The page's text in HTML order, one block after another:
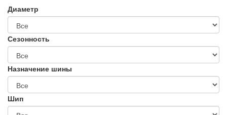
Диаметр
Сезонность
Назначение шины
Шип